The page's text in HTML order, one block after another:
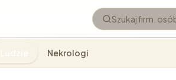
Ludzie Nekrologi